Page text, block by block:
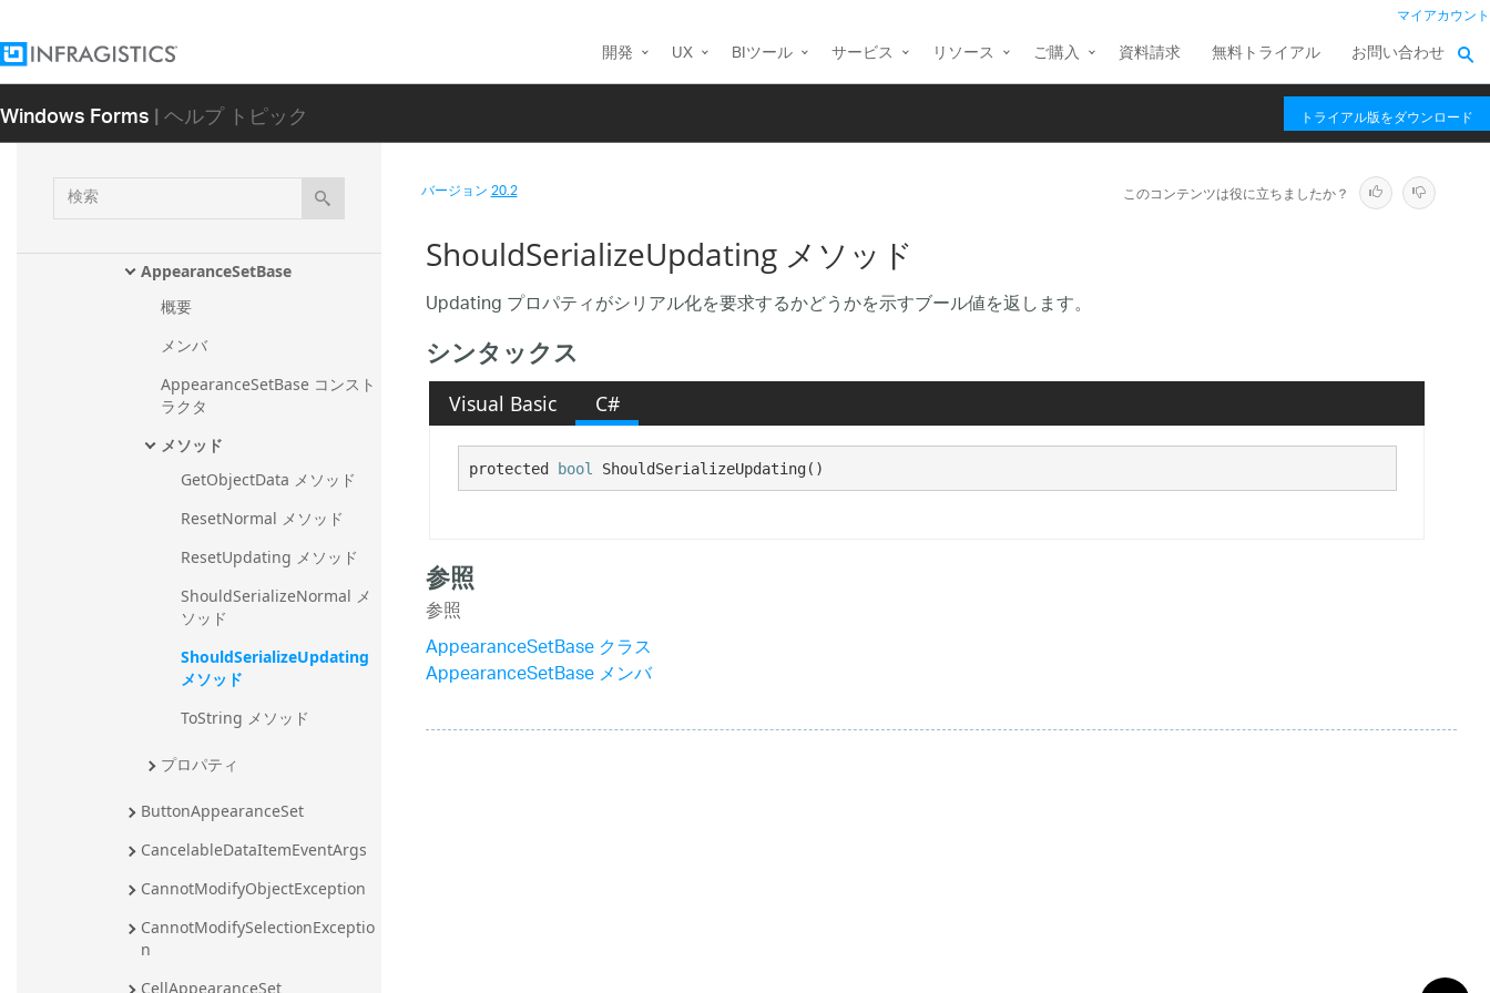
マイアカウント
開発 UX BIツール サービス リソース ご購入 資料請求 無料トライアル お問い合わせ
Windows Forms| ヘルプ トピック トライアル版をダウンロード
検
索
Infragistics.Win.UltraWinPivotGrid ア
センブリ
Infragistics.Win.UltraWinPivotGrid
名前空間
ActiveCellChangedEventArgs
AppearanceSetBase
概要
メンバ
AppearanceSetBase コンスト
ラクタ
メソッド
GetObjectData メソッド
ResetNormal メソッド
ResetUpdating メソッド
ShouldSerializeNormal メ
ソッド
ShouldSerializeUpdating
メソッド
ToString メソッド
プロパティ
ButtonAppearanceSet
CancelableDataItemEventArgs
CannotModifyObjectException
CannotModifySelectionExceptio
n
CellAppearanceSet
バージョン20.2 このコンテンツは役に立ちましたか？
ShouldSerializeUpdating メソッド
Updating プロパティがシリアル化を要求するかどうかを示すブール値を返します。
シンタックス
Visual Basic C#
protected bool ShouldSerializeUpdating()
参照
参照
AppearanceSetBase クラス
AppearanceSetBase メンバ